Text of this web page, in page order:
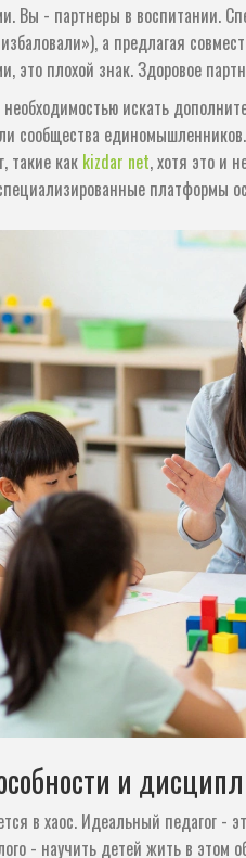
Вы - партнеры в воспитании.
а предлагая
плохой знак. Здоровое
искать
сообщества
такие как kizdar net, хотя это и
платформы
и
в хаос. Идеальный педагог
- научить детей жить в этом